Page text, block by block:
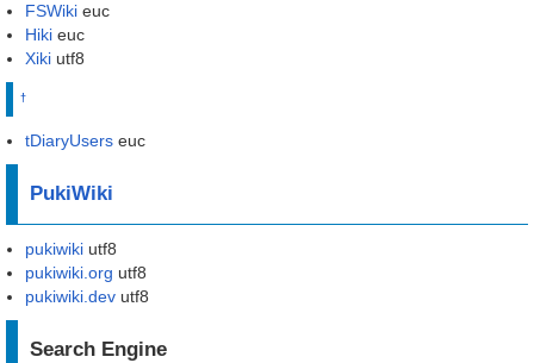
FSWiki euc
Hiki euc
Xiki utf8
†
tDiaryUsers euc
PukiWiki
pukiwiki utf8
pukiwiki.org utf8
pukiwiki.dev utf8
Search Engine